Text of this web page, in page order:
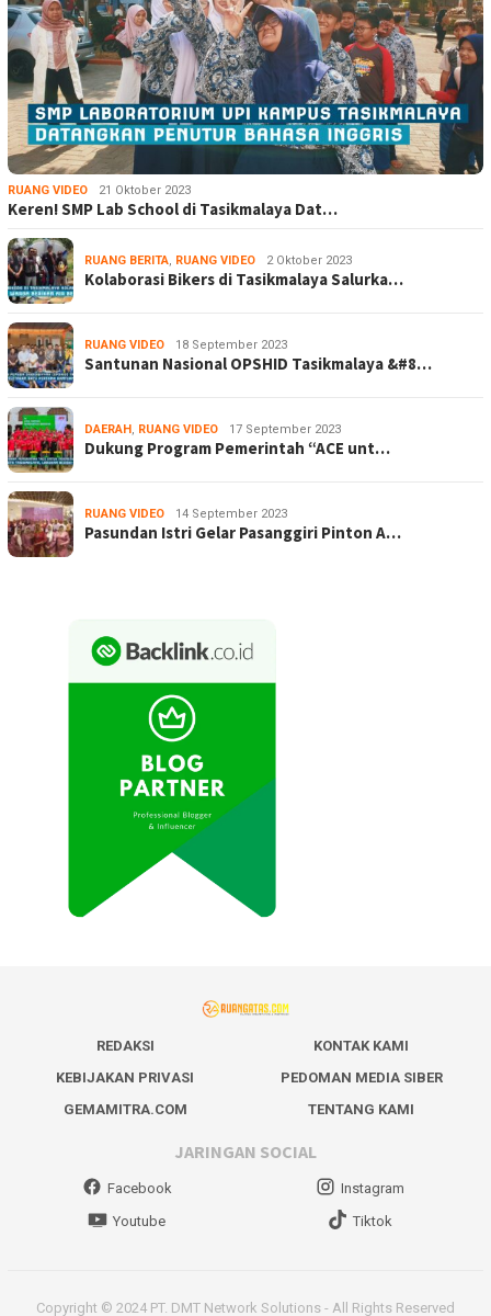
RUANG VIDEO 21 Oktober 2023
Keren! SMP Lab School di Tasikmalaya Dat…
RUANG BERITA, RUANG VIDEO 2 Oktober 2023
Kolaborasi Bikers di Tasikmalaya Salurka…
RUANG VIDEO 18 September 2023
Santunan Nasional OPSHID Tasikmalaya &#8…
DAERAH , RUANG VIDEO 17 September 2023
Dukung Program Pemerintah “ACE unt…
RUANG VIDEO 14 September 2023
Pasundan Istri Gelar Pasanggiri Pinton A…
REDAKSI
KONTAK KAMI
KEBIJAKAN PRIVASI
PEDOMAN MEDIA SIBER
GEMAMITRA.COM
TENTANG KAMI
JARINGAN SOCIAL
Facebook
Instagram
Youtube
Tiktok
Copyright © 2024 PT. DMT Network Solutions - All Rights Reserved